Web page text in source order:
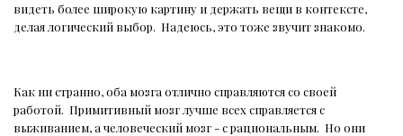
видеть более широкую картину и держать вещи в контексте,
делая логический выбор. Надеюсь, это тоже звучит знакомо.
Как ни странно, оба мозга отлично справляются со своей
работой. Примитивный мозг лучше всех справляется с
выживанием, а человеческий мозг - с рациональным. Но они